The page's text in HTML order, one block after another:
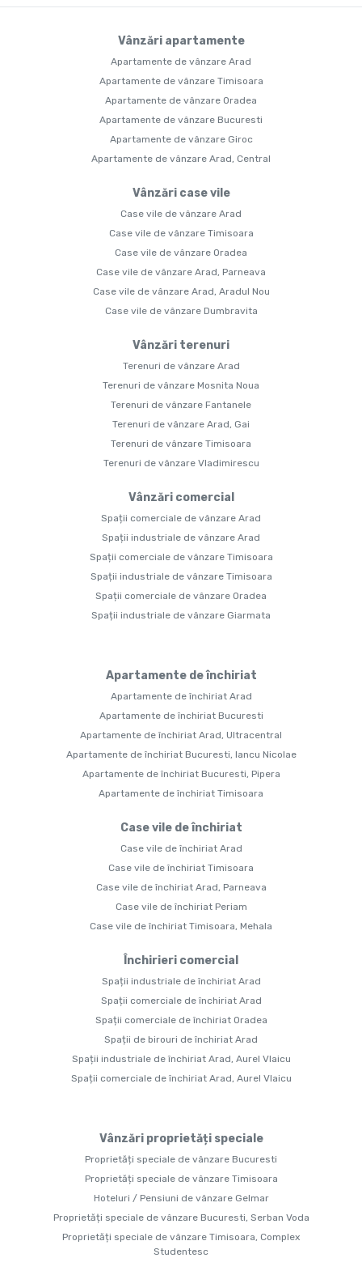
Vânzări apartamente
Apartamente de vânzare Arad
Apartamente de vânzare Timisoara
Apartamente de vânzare Oradea
Apartamente de vânzare Bucuresti
Apartamente de vânzare Giroc
Apartamente de vânzare Arad, Central
Vânzări case vile
Case vile de vânzare Arad
Case vile de vânzare Timisoara
Case vile de vânzare Oradea
Case vile de vânzare Arad, Parneava
Case vile de vânzare Arad, Aradul Nou
Case vile de vânzare Dumbravita
Vânzări terenuri
Terenuri de vânzare Arad
Terenuri de vânzare Mosnita Noua
Terenuri de vânzare Fantanele
Terenuri de vânzare Arad, Gai
Terenuri de vânzare Timisoara
Terenuri de vânzare Vladimirescu
Vânzări comercial
Spații comerciale de vânzare Arad
Spații industriale de vânzare Arad
Spații comerciale de vânzare Timisoara
Spații industriale de vânzare Timisoara
Spații comerciale de vânzare Oradea
Spații industriale de vânzare Giarmata
Apartamente de închiriat
Apartamente de închiriat Arad
Apartamente de închiriat Bucuresti
Apartamente de închiriat Arad, Ultracentral
Apartamente de închiriat Bucuresti, Iancu Nicolae
Apartamente de închiriat Bucuresti, Pipera
Apartamente de închiriat Timisoara
Case vile de închiriat
Case vile de închiriat Arad
Case vile de închiriat Timisoara
Case vile de închiriat Arad, Parneava
Case vile de închiriat Periam
Case vile de închiriat Timisoara, Mehala
Închirieri comercial
Spații industriale de închiriat Arad
Spații comerciale de închiriat Arad
Spații comerciale de închiriat Oradea
Spații de birouri de închiriat Arad
Spații industriale de închiriat Arad, Aurel Vlaicu
Spații comerciale de închiriat Arad, Aurel Vlaicu
Vânzări proprietăți speciale
Proprietăți speciale de vânzare Bucuresti
Proprietăți speciale de vânzare Timisoara
Hoteluri / Pensiuni de vânzare Gelmar
Proprietăți speciale de vânzare Bucuresti, Serban Voda
Proprietăți speciale de vânzare Timisoara, Complex
Studentesc